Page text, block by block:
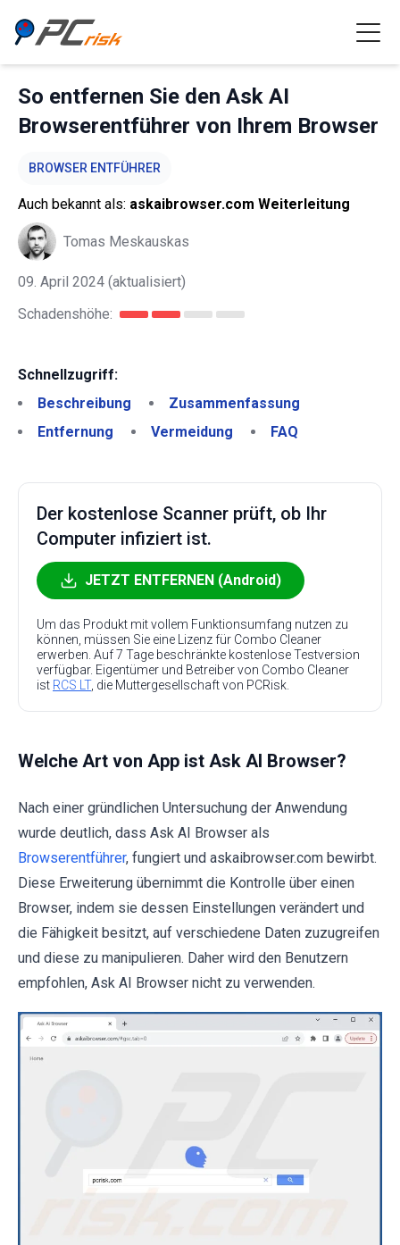
So entfernen Sie den Ask AI
Browserentführer von Ihrem Browser
BROWSER ENTFÜHRER
Auch bekannt als: askaibrowser.com Weiterleitung
Tomas Meskauskas
09. April 2024 (aktualisiert)
Schadenshöhe:
Schnellzugriff:
Beschreibung
Zusammenfassung
Entfernung
Vermeidung FAQ
Der kostenlose Scanner prüft, ob Ihr
Computer infiziert ist.
JETZT ENTFERNEN (Android)
Um das Produkt mit vollem Funktionsumfang nutzen zu
können, müssen Sie eine Lizenz für Combo Cleaner
erwerben. Auf 7 Tage beschränkte kostenlose Testversion
verfügbar. Eigentümer und Betreiber von Combo Cleaner
ist RCS LT, die Muttergesellschaft von PCRisk.
Welche Art von App ist Ask AI Browser?
Nach einer gründlichen Untersuchung der Anwendung
wurde deutlich, dass Ask AI Browser als
Browserentführer, fungiert und askaibrowser.com bewirbt.
Diese Erweiterung übernimmt die Kontrolle über einen
Browser, indem sie dessen Einstellungen verändert und
die Fähigkeit besitzt, auf verschiedene Daten zuzugreifen
und diese zu manipulieren. Daher wird den Benutzern
empfohlen, Ask AI Browser nicht zu verwenden.